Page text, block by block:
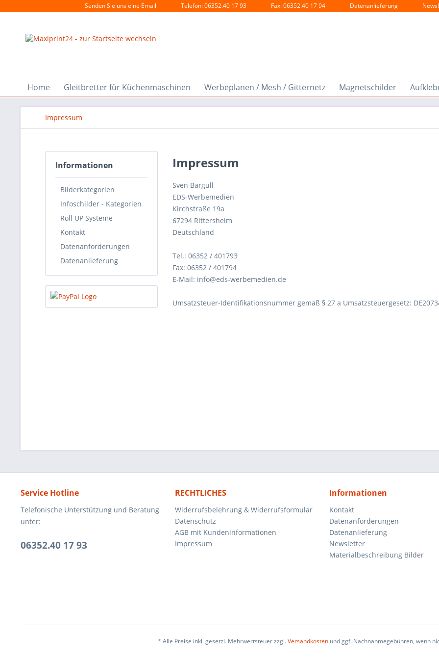
Senden Sie uns eine Email Telefon: 06352.40 17 93 Fax: 06352.40 17 94 Datenanlieferung
Home Gleitbretter für Küchenmaschinen Werbeplanen / Mesh / Gitternetz Magnetschilder
Impressum
Informationen
Bilderkategorien
Infoschilder - Kategorien
Roll UP Systeme
Kontakt
Datenanforderungen
Datenanlieferung
Impressum
Sven Bargull
EDS-Werbemedien
Kirchstraße 19a
67294 Rittersheim
Deutschland
Tel.: 06352 / 401793
Fax: 06352 / 401794
E-Mail: info@eds-werbemedien.de
Umsatzsteuer-Identifikationsnummer gemäß § 27 a Umsatzsteuergesetz:
Service Hotline
Telefonische Unterstützung und Beratung
unter:
06352.40 17 93
RECHTLICHES
Widerrufsbelehrung & Widerrufsformular
Datenschutz
AGB mit Kundeninformationen
Impressum
Informationen
Kontakt
Datenanforderungen
Datenanlieferung
Newsletter
Materialbeschreibung Bilder
* Alle Preise inkl. gesetzl. Mehrwertsteuer zzgl.Versandkostenund ggf. Nachnahmegebühren, wenn